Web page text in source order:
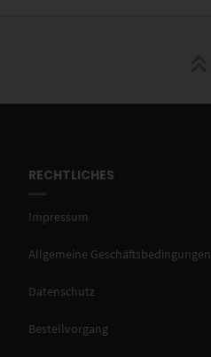
RECHTLICHES
Impressum
Allgemeine Geschäftsbedingungen
Datenschutz
Bestellvorgang